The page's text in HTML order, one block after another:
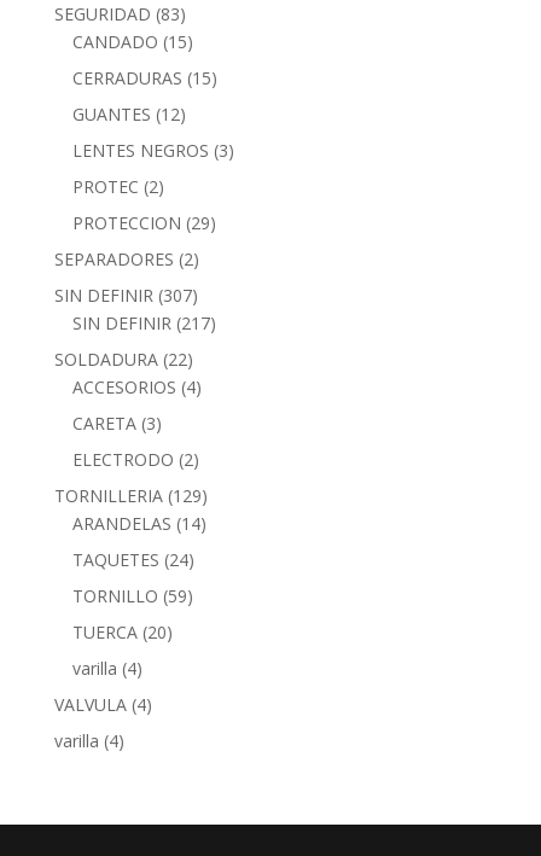
SEGURIDAD (83)
CANDADO (15)
CERRADURAS (15)
GUANTES (12)
LENTES NEGROS (3)
PROTEC (2)
PROTECCION (29)
SEPARADORES (2)
SIN DEFINIR (307)
SIN DEFINIR (217)
SOLDADURA (22)
ACCESORIOS (4)
CARETA (3)
ELECTRODO (2)
TORNILLERIA (129)
ARANDELAS (14)
TAQUETES (24)
TORNILLO (59)
TUERCA (20)
varilla (4)
VALVULA (4)
varilla (4)